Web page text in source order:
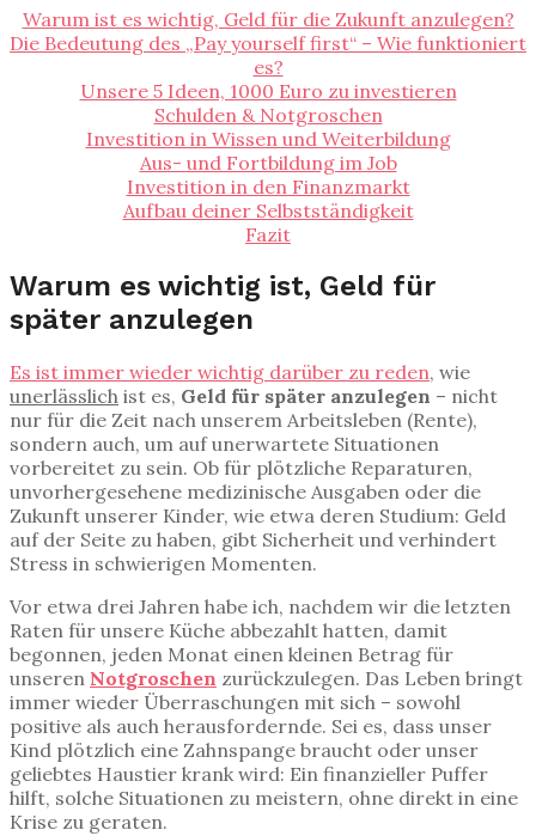
Warum ist es wichtig, Geld für die Zukunft anzulegen?
Die Bedeutung des „Pay yourself first“ – Wie funktioniert
es?
Unsere 5 Ideen, 1000 Euro zu investieren
Schulden & Notgroschen
Investition in Wissen und Weiterbildung
Aus- und Fortbildung im Job
Investition in den Finanzmarkt
Aufbau deiner Selbstständigkeit
Fazit
Warum es wichtig ist, Geld für
später anzulegen
Es ist immer wieder wichtig darüber zu reden, wie
unerlässlich ist es, Geld für später anzulegen – nicht
nur für die Zeit nach unserem Arbeitsleben (Rente),
sondern auch, um auf unerwartete Situationen
vorbereitet zu sein. Ob für plötzliche Reparaturen,
unvorhergesehene medizinische Ausgaben oder die
Zukunft unserer Kinder, wie etwa deren Studium: Geld
auf der Seite zu haben, gibt Sicherheit und verhindert
Stress in schwierigen Momenten.
Vor etwa drei Jahren habe ich, nachdem wir die letzten
Raten für unsere Küche abbezahlt hatten, damit
begonnen, jeden Monat einen kleinen Betrag für
unseren Notgroschen zurückzulegen. Das Leben bringt
immer wieder Überraschungen mit sich – sowohl
positive als auch herausfordernde. Sei es, dass unser
Kind plötzlich eine Zahnspange braucht oder unser
geliebtes Haustier krank wird: Ein finanzieller Puffer
hilft, solche Situationen zu meistern, ohne direkt in eine
Krise zu geraten.